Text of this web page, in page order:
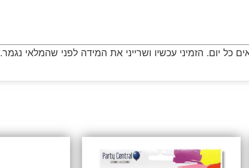
יום. הזמיני עכשיו ושרייני את המידה לפני שהמלאי נגמר.